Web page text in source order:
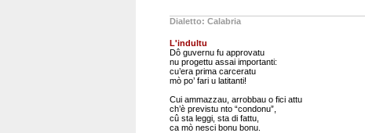
Dialetto: Calabria
L'indultu
Dô guvernu fu approvatu
nu progettu assai importanti:
cu’era prima carceratu
mò po’ fari u latitanti!
Cui ammazzau, arrobbau o fici attu
ch’è previstu nto “condonu”,
cû sta leggi, sta di fattu,
ca mò nesci bonu bonu.